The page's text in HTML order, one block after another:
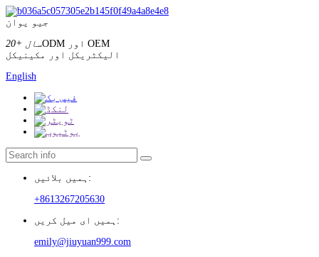
جیو یوان
20+ سال
ODM اور OEM
الیکٹریکل اور مکینیکل
English
ہمیں بلائیں:
+8613267205630
ہمیں ای میل کریں:
emily@jiuyuan999.com